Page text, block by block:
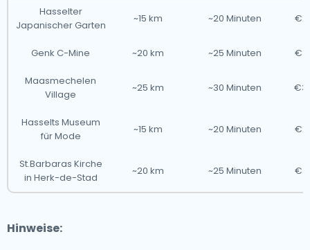
Hasselter
Japanischer Garten
~15 km ~20 Minuten
Genk C-Mine ~20 km ~25 Minuten
Maasmechelen
Village
~25 km ~30 Minuten
Hasselts Museum
für Mode
~15 km ~20 Minuten
St.Barbaras Kirche
in Herk-de-Stad
~20 km ~25 Minuten
Hinweise: